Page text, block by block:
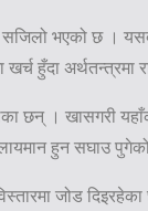
सजिलो भएको छ ।
हुँदा अर्थतन्त्रमा
छन् । खासगरी
हुन सघाउ
जोड